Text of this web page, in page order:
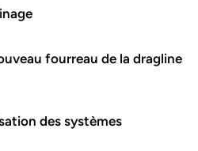
fourreau de la dragline
des systèmes